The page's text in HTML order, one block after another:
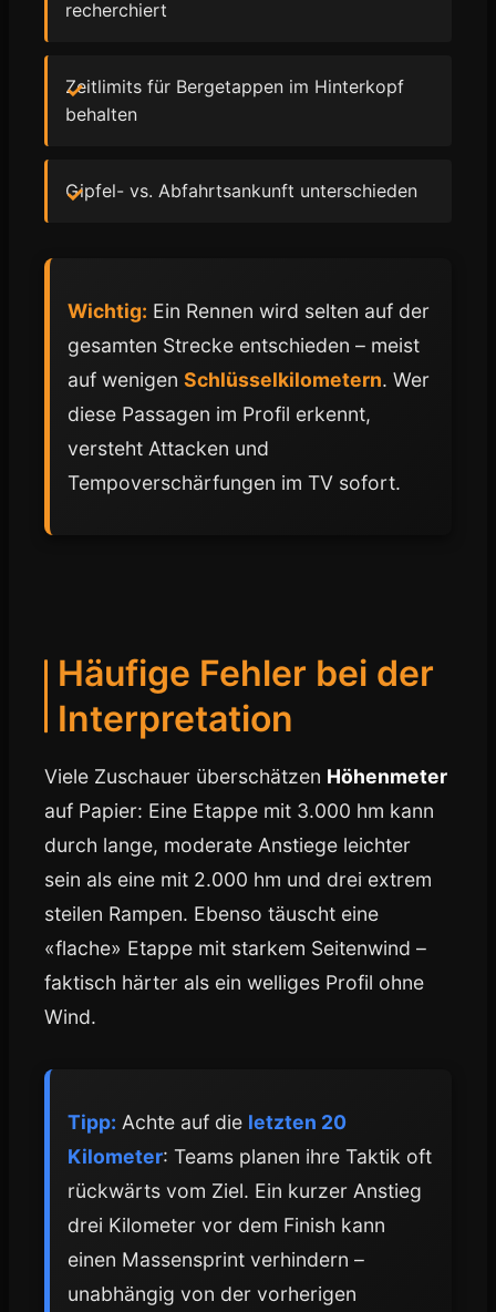
recherchiert
Zeitlimits für Bergetappen im Hinterkopf
behalten
Gipfel- vs. Abfahrtsankunft unterschieden
Wichtig: Ein Rennen wird selten auf der
gesamten Strecke entschieden – meist
auf wenigen Schlüsselkilometern. Wer
diese Passagen im Profil erkennt,
versteht Attacken und
Tempoverschärfungen im TV sofort.
Häufige Fehler bei der
Interpretation
Viele Zuschauer überschätzen Höhenmeter
auf Papier: Eine Etappe mit 3.000 hm kann
durch lange, moderate Anstiege leichter
sein als eine mit 2.000 hm und drei extrem
steilen Rampen. Ebenso täuscht eine
«flache» Etappe mit starkem Seitenwind –
faktisch härter als ein welliges Profil ohne
Wind.
Tipp: Achte auf die letzten 20
Kilometer: Teams planen ihre Taktik oft
rückwärts vom Ziel. Ein kurzer Anstieg
drei Kilometer vor dem Finish kann
einen Massensprint verhindern –
unabhängig von der vorherigen